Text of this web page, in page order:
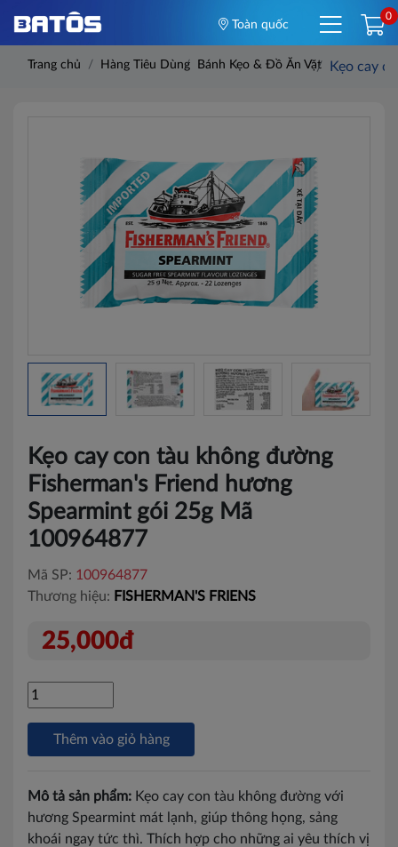
Toàn quốc
0
Trang chủ Hàng Tiêu Dùng Bánh Kẹo & Đồ Ăn Vặt Kẹo cay
Kẹo cay con tàu không đường
Fisherman's Friend hương
Spearmint gói 25g Mã
100964877
Mã SP: 100964877
Thương hiệu: FISHERMAN'S FRIENS
25,000đ
Thêm vào giỏ hàng
Mô tả sản phẩm: Kẹo cay con tàu không đường với
hương Spearmint mát lạnh, giúp thông họng, sảng
khoái ngay tức thì. Thích hợp cho những ai yêu thích vị